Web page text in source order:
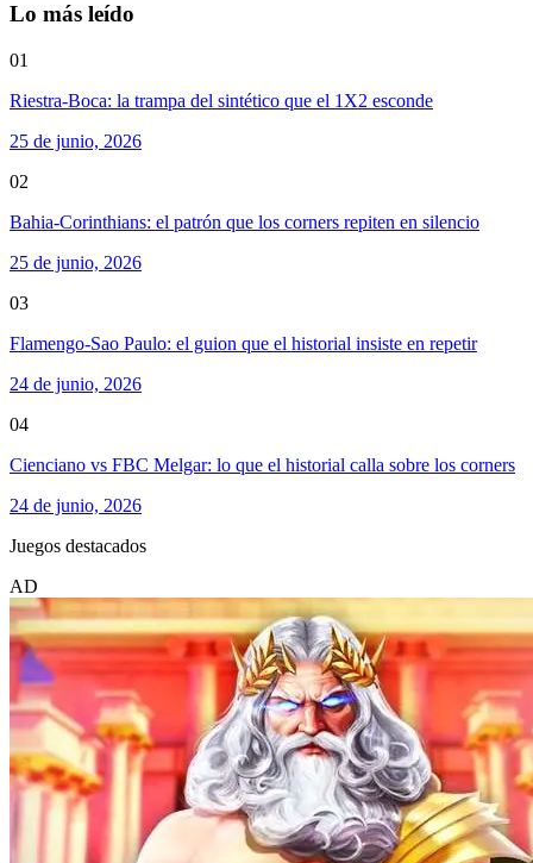
Lo más leído
01
Riestra-Boca: la trampa del sintético que el 1X2 esconde
25 de junio, 2026
02
Bahia-Corinthians: el patrón que los corners repiten en silencio
25 de junio, 2026
03
Flamengo-Sao Paulo: el guion que el historial insiste en repetir
24 de junio, 2026
04
Cienciano vs FBC Melgar: lo que el historial calla sobre los corners
24 de junio, 2026
Juegos destacados
AD